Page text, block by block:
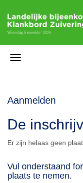
Aanmelden
De
Er zijn helaas geen
Vul onderstaand
plaats te nemen.